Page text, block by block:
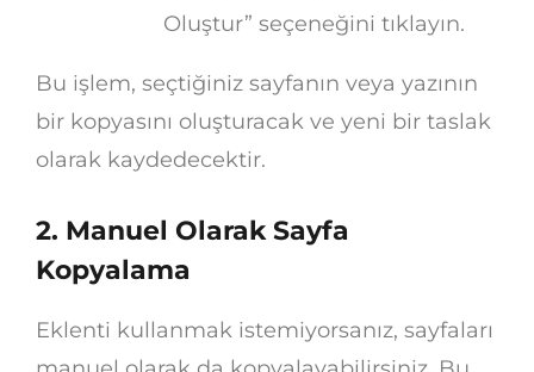
Oluştur” seçeneğini tıklayın.
Bu işlem, seçtiğiniz sayfanın veya yazının
bir kopyasını oluşturacak ve yeni bir taslak
olarak kaydedecektir.
2. Manuel Olarak Sayfa
Kopyalama
Eklenti kullanmak istemiyorsanız, sayfaları